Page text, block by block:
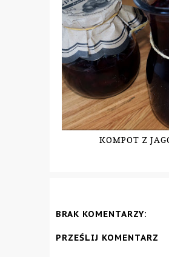
KOMPOT Z
BRAK KOMENTARZY:
PRZEŚLIJ KOMENTARZ